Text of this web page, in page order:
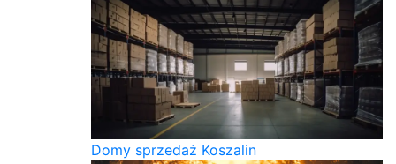
Domy sprzedaż Koszalin